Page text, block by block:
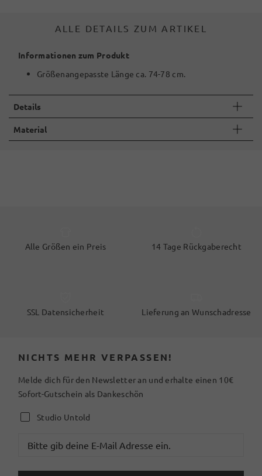
ALLE DETAILS ZUM ARTIKEL
Informationen zum Produkt
Größenangepasste Länge ca. 74-78 cm.
Details
Material
Alle Größen ein Preis 14 Tage Rückgaberecht
SSL Datensicherheit Lieferung an Wunschadresse
NICHTS MEHR VERPASSEN!
Melde dich für den Newsletter an und erhalte einen 10€
Sofort-Gutschein als Dankeschön
Studio Untold